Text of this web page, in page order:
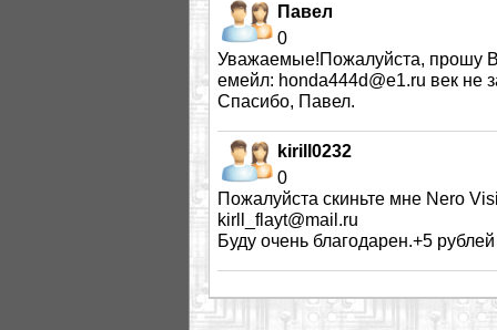
Павел
0
Уважаемые!Пожалуйста, прошу
емейл: honda444d@e1.ru век не
Спасибо, Павел.
kirill0232
0
Пожалуйста скиньте мне Nero
kirll_flayt@mail.ru
Буду очень благодарен.+5